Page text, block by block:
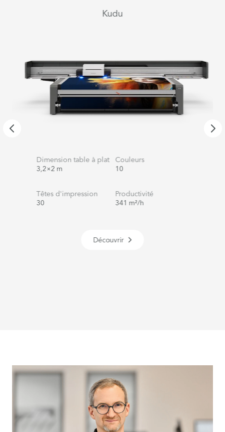
Kudu
Dimension table à plat
3,2×2 m
Couleurs
10
Têtes d'impression
30
Productivité
341 m²/h
Découvrir